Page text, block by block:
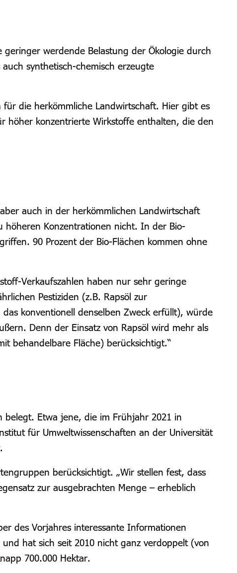
werdende Belastung der Ökologie durch
synthetisch-chemisch erzeugte
die herkömmliche Landwirtschaft. Hier gibt es
höher konzentrierte Wirkstoffe enthalten, die den
auch in der herkömmlichen Landwirtschaft
höheren Konzentrationen nicht. In der Bio-
90 Prozent der Bio-Flächen kommen ohne
Verkaufszahlen haben nur sehr geringe
Pestiziden (z.B. Rapsöl zur
konventionell denselben Zweck erfüllt), würde
Denn der Einsatz von Rapsöl wird mehr als
behandelbare Fläche) berücksichtigt.“
belegt. Etwa jene, die im Frühjahr 2021 in
für Umweltwissenschaften an der Universität
berücksichtigt. „Wir stellen fest, dass
zur ausgebrachten Menge – erheblich
des Vorjahres interessante Informationen
hat sich seit 2010 nicht ganz verdoppelt (von
700.000 Hektar.